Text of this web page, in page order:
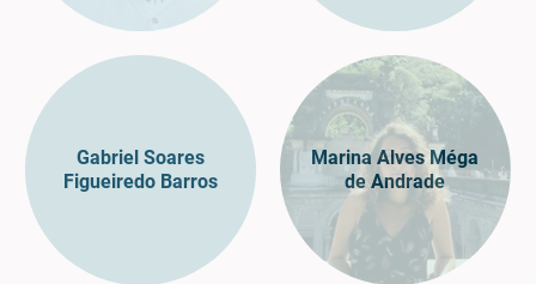
Gabriel Soares
Figueiredo Barros
Marina Alves Méga
de Andrade